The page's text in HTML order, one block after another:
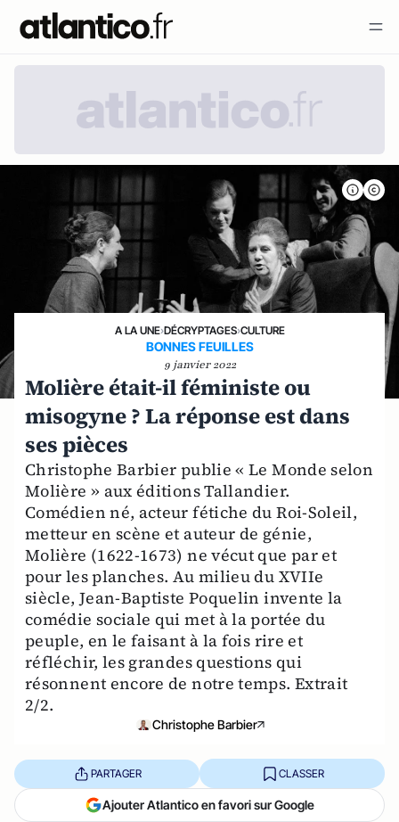
A LA UNE›DÉCRYPTAGES›CULTURE
BONNES FEUILLES
9 janvier 2022
Molière était-il féministe ou
misogyne ? La réponse est dans
ses pièces
Christophe Barbier publie « Le Monde selon
Molière » aux éditions Tallandier.
Comédien né, acteur fétiche du Roi-Soleil,
metteur en scène et auteur de génie,
Molière (1622-1673) ne vécut que par et
pour les planches. Au milieu du XVIIe
siècle, Jean-Baptiste Poquelin invente la
comédie sociale qui met à la portée du
peuple, en le faisant à la fois rire et
réfléchir, les grandes questions qui
résonnent encore de notre temps. Extrait
2/2.
Christophe Barbier
PARTAGER CLASSER
Ajouter Atlantico en favori sur Google